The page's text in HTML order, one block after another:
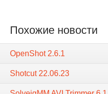
Похожие новости
OpenShot 2.6.1
Shotcut 22.06.23